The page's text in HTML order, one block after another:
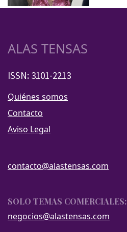
ALAS TENSAS
ISSN: 3101-2213
Quiénes somos
Contacto
Aviso Legal
contacto@alastensas.com
SOLO TEMAS COMERCIALES:
negocios@alastensas.com